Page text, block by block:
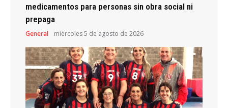
medicamentos para personas sin obra social ni
prepaga
General miércoles 5 de agosto de 2026